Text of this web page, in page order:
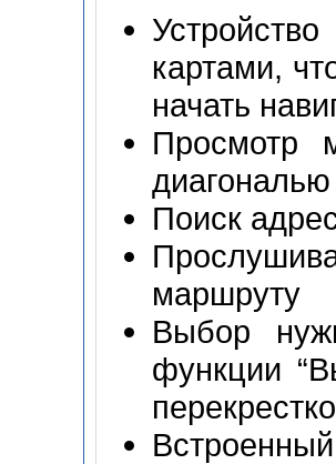
картами,
начать
Просмотр
Поиск
маршруту
Выбор
функции